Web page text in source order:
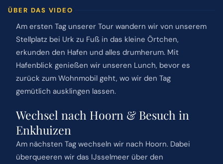
ÜBER DAS VIDEO
Am ersten Tag unserer Tour wandern wir von unserem
Stellplatz bei Urk zu Fuß in das kleine Örtchen,
erkunden den Hafen und alles drumherum. Mit
Hafenblick genießen wir unseren Lunch, bevor es
zurück zum Wohnmobil geht, wo wir den Tag
gemütlich ausklingen lassen.
Wechsel nach Hoorn & Besuch in
Enkhuizen
Am nächsten Tag wechseln wir nach Hoorn. Dabei
überqueeren wir das IJsselmeer über den